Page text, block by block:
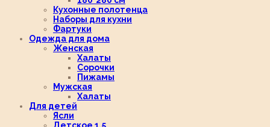
Кухонные полотенца
Наборы для кухни
Фартуки
Одежда для дома
Женская
Халаты
Сорочки
Пижамы
Мужская
Халаты
Для детей
Ясли
Детское 1,5